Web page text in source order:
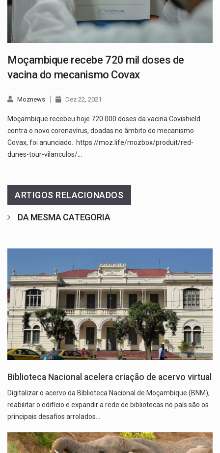
Moçambique recebe 720 mil doses de
vacina do mecanismo Covax
Moznews Dez 22, 2021
Moçambique recebeu hoje 720.000 doses da vacina Covishield
contra o novo coronavírus, doadas no âmbito do mecanismo
Covax, foi anunciado. https://moz.life/mozbox/produit/red-
dunes-tour-vilanculos/…
ARTIGOS RELACIONADOS
DA MESMA CATEGORIA
Biblioteca Nacional acelera criação de acervo virtual
Digitalizar o acervo da Biblioteca Nacional de Moçambique (BNM),
reabilitar o edifício e expandir a rede de bibliotecas no país são os
principais desafios arrolados…